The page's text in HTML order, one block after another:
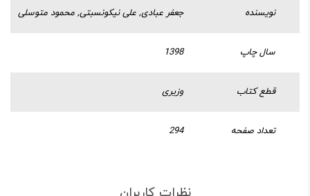
نویسنده جعفر عبادی, علی نیکونسبتی, محمود متوسلی
سال چاپ 1398
قطع کتاب وزیری
تعداد صفحه 294